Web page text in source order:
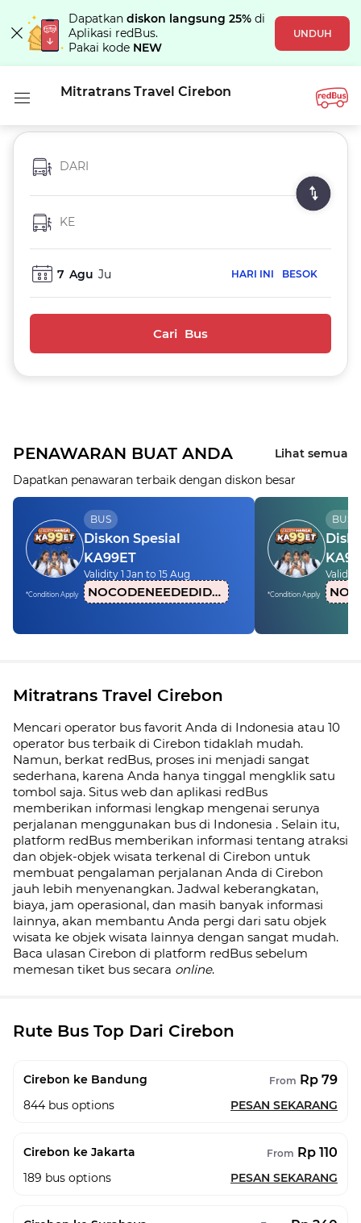
Dapatkan diskon langsung 25% di
Aplikasi redBus.
Pakai kode NEW
UNDUH
Mitratrans Travel Cirebon
DARI
KE
7 Agu Ju HARI INI BESOK
Cari Bus
PENAWARAN BUAT ANDA
Lihat semua
Dapatkan penawaran terbaik dengan diskon besar
*Condition Apply
BUS
Diskon Spesial
KA99ET
Validity 1 Jan to 15 Aug
NOCODENEEDEDIDN1 *Condition Apply
BUS
Validity
Mitratrans Travel Cirebon
Mencari operator bus favorit Anda di Indonesia atau 10
operator bus terbaik di Cirebon tidaklah mudah.
Namun, berkat redBus, proses ini menjadi sangat
sederhana, karena Anda hanya tinggal mengklik satu
tombol saja. Situs web dan aplikasi redBus
memberikan informasi lengkap mengenai serunya
perjalanan menggunakan bus di Indonesia . Selain itu,
platform redBus memberikan informasi tentang atraksi
dan objek-objek wisata terkenal di Cirebon untuk
membuat pengalaman perjalanan Anda di Cirebon
jauh lebih menyenangkan. Jadwal keberangkatan,
biaya, jam operasional, dan masih banyak informasi
lainnya, akan membantu Anda pergi dari satu objek
wisata ke objek wisata lainnya dengan sangat mudah.
Baca ulasan Cirebon di platform redBus sebelum
memesan tiket bus secara online.
Rute Bus Top Dari Cirebon
Cirebon ke Bandung From Rp 79
844 bus options PESAN SEKARANG
Cirebon ke Jakarta From Rp 110
189 bus options PESAN SEKARANG